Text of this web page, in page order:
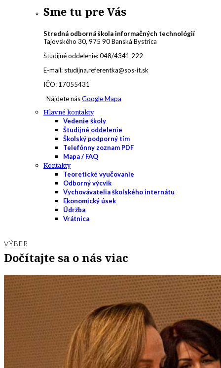
Sme tu pre Vás
Stredná odborná škola informačných technológií
Tajovského 30, 975 90 Banská Bystrica
Študijné oddelenie: 048/4341 222
E-mail: studijna.referentka@sos-it.sk
IČO: 17055431
Nájdete násGoogle Mapa
Hlavné kontakty
Vedenie školy
Študijné oddelenie
Školský podporný tím
Telefónny zoznam PDF
Mapa / FAQ
Kontakty
Teoretické vyučovanie
Odborný výcvik
Vychovávatelia školského internátu
Ekonomický úsek
Údržba
Vrátnica
VÝBER
Dočítajte sa o nás viac